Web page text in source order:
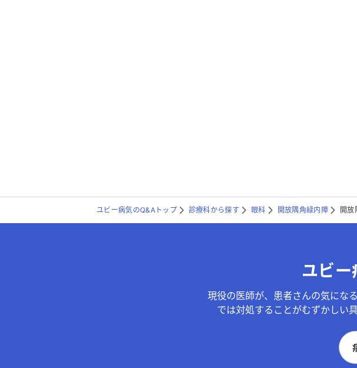
ユビー病気のQ&Aトップ 診療科から探す 眼科 開放隅角緑内障 開放
ユビー
現役の医師が、患者さんの気にな
では対処することがむずかしい